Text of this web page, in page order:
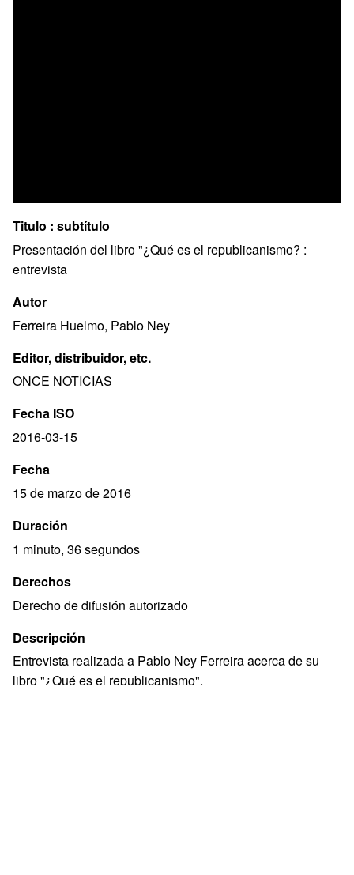
Titulo : subtítulo
Presentación del libro "¿Qué es el republicanismo? :
entrevista
Autor
Ferreira Huelmo, Pablo Ney
Editor, distribuidor, etc.
ONCE NOTICIAS
Fecha ISO
2016-03-15
Fecha
15 de marzo de 2016
Duración
1 minuto, 36 segundos
Derechos
Derecho de difusión autorizado
Descripción
Entrevista realizada a Pablo Ney Ferreira acerca de su
libro "¿Qué es el republicanismo".